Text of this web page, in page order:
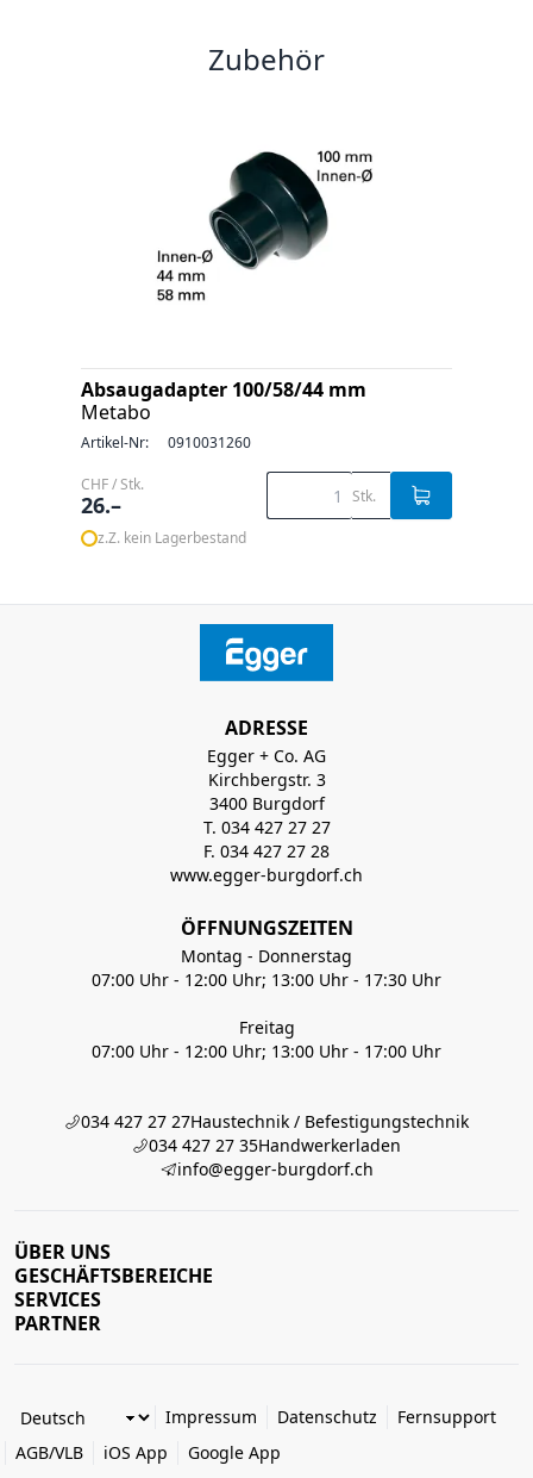
Zubehör
Absaugadapter 100/58/44 mm
Metabo
Artikel-Nr: 0910031260
CHF / Stk.
26.– Stk.
z.Z. kein Lagerbestand
ADRESSE
Egger + Co. AG
Kirchbergstr. 3
3400 Burgdorf
T. 034 427 27 27
F. 034 427 27 28
www.egger-burgdorf.ch
ÖFFNUNGSZEITEN
Montag - Donnerstag
07:00 Uhr - 12:00 Uhr; 13:00 Uhr - 17:30 Uhr
Freitag
07:00 Uhr - 12:00 Uhr; 13:00 Uhr - 17:00 Uhr
034 427 27 27Haustechnik / Befestigungstechnik
034 427 27 35Handwerkerladen
info@egger-burgdorf.ch
ÜBER UNS
GESCHÄFTSBEREICHE
SERVICES
PARTNER
Impressum Datenschutz
Fernsupport
AGB/VLB
iOS App Google App